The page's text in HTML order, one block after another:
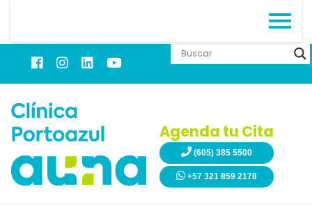
Agenda tu Cita
(605) 385 5500
+57 321 859 2178